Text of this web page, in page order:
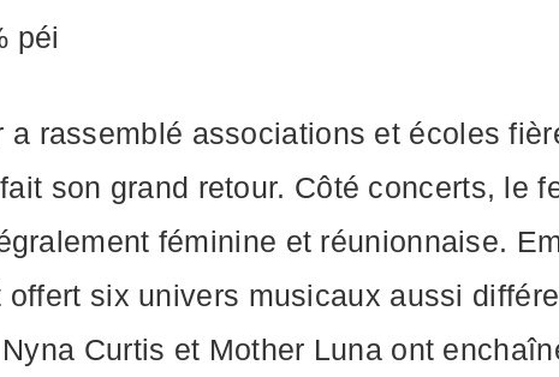
péi
rassemblé associations et écoles
son grand retour. Côté concerts, le
féminine et réunionnaise.
six univers musicaux aussi
Curtis et Mother Luna ont